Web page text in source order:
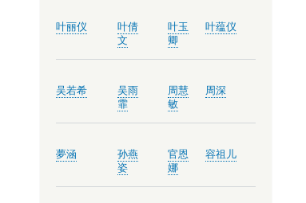
叶丽仪
叶倩
文
叶玉
卿
叶蕴仪
吴若希
吴雨
霏
周慧
敏
周深
夢涵
孙燕
姿
官恩
娜
容祖儿